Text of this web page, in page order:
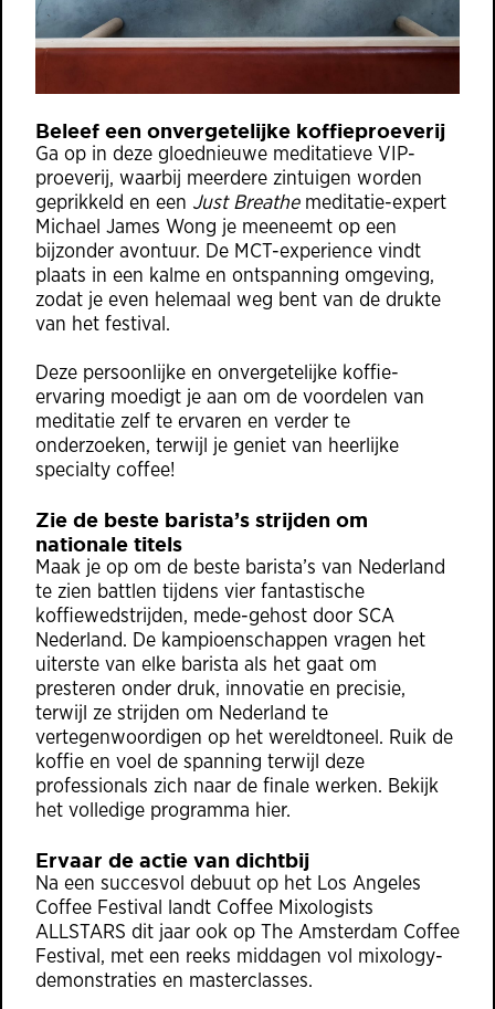
Beleef een onvergetelijke koffieproeverij
Ga op in deze gloednieuwe meditatieve VIP-
proeverij, waarbij meerdere zintuigen worden
geprikkeld en een Just Breathemeditatie-expert
Michael James Wong je meeneemt op een
bijzonder avontuur. De MCT-experience vindt
plaats in een kalme en ontspanning omgeving,
zodat je even helemaal weg bent van de drukte
van het festival.
Deze persoonlijke en onvergetelijke koffie-
ervaring moedigt je aan om de voordelen van
meditatie zelf te ervaren en verder te
onderzoeken, terwijl je geniet van heerlijke
specialty coffee!
Zie de beste barista’s strijden om
nationale titels
Maak je op om de beste barista’s van Nederland
te zien battlen tijdens vier fantastische
koffiewedstrijden, mede-gehost door SCA
Nederland. De kampioenschappen vragen het
uiterste van elke barista als het gaat om
presteren onder druk, innovatie en precisie,
terwijl ze strijden om Nederland te
vertegenwoordigen op het wereldtoneel. Ruik de
koffie en voel de spanning terwijl deze
professionals zich naar de finale werken. Bekijk
het volledige programma hier.
Ervaar de actie van dichtbij
Na een succesvol debuut op het Los Angeles
Coffee Festival landt Coffee Mixologists
ALLSTARS dit jaar ook op The Amsterdam Coffee
Festival, met een reeks middagen vol mixology-
demonstraties en masterclasses.